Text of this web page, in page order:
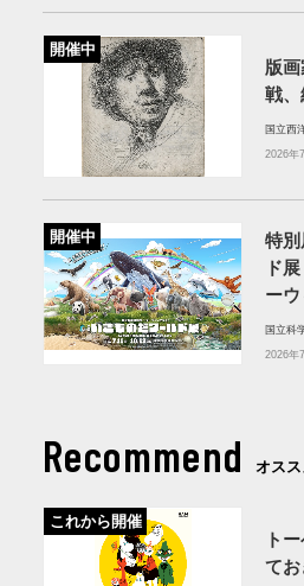
開催中
版
戦、
国立西
2026年
開催中
特別
ド
ーウ
国立科
2026年
Recommend オス
これから開催
ト
てお